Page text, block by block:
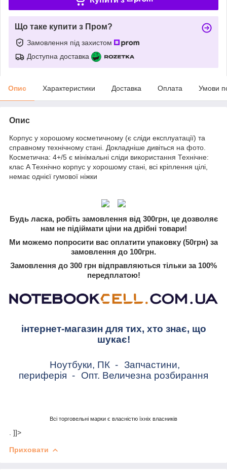
Що таке купити з Пром?
Замовлення під захистом
Доступна доставка
Опис Характеристики Доставка Оплата Умови
Опис
Корпус у хорошому косметичному (є сліди експлуатації) та
справному технічному стані. Докладніше дивіться на фото.
Косметична: 4+/5 є мінімальні сліди використання Технічне:
клас A Технічно корпус у хорошому стані, всі кріплення цілі,
немає однієї гумової ніжки
Будь ласка, робіть замовлення від 300грн, це дозволяє
нам не підіймати ціни на дрібні товари!
Ми можемо попросити вас оплатити упаковку (50грн) за
замовлення до 100грн.
Замовлення до 300 грн відправляються тільки за 100%
передплатою!
інтернет-магазин для тих, хто знає, що
шукає!
Ноутбуки, ПК - Запчастини,
периферія - Опт. Величезна розбирання
Всі торговельні марки є власністю їхніх власників
. ]]>
Приховати